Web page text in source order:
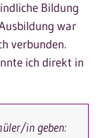
Bildung
war
verbunden.
ich direkt in
in geben: